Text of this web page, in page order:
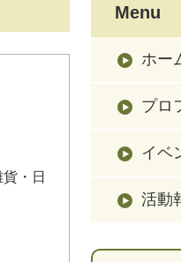
・日
Menu
ホー
プロ
イベ
活動